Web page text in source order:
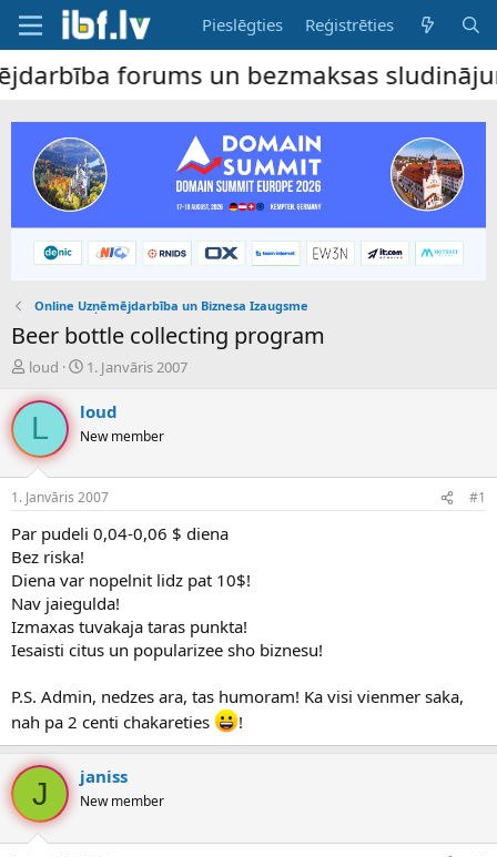
Pieslēgties Reģistrēties
forums un bezmaksas sludinājumu
Online Uzņēmējdarbība un Biznesa Izaugsme
Beer bottle collecting program
P
v
d
i
n
u
z
s
ā
c
ē
loud
S
k
m
a
t
u
s
1. Janvāris 2007
L loud
New member
1. Janvāris 2007 #1
Par pudeli 0,04-0,06 $ diena
Bez riska!
Diena var nopelnit lidz pat 10$!
Nav jaiegulda!
Izmaxas tuvakaja taras punkta!
Iesaisti citus un popularizee sho biznesu!
P.S. Admin, nedzes ara, tas humoram! Ka visi vienmer saka,
nah pa 2 centi chakareties
!
J janiss
New member